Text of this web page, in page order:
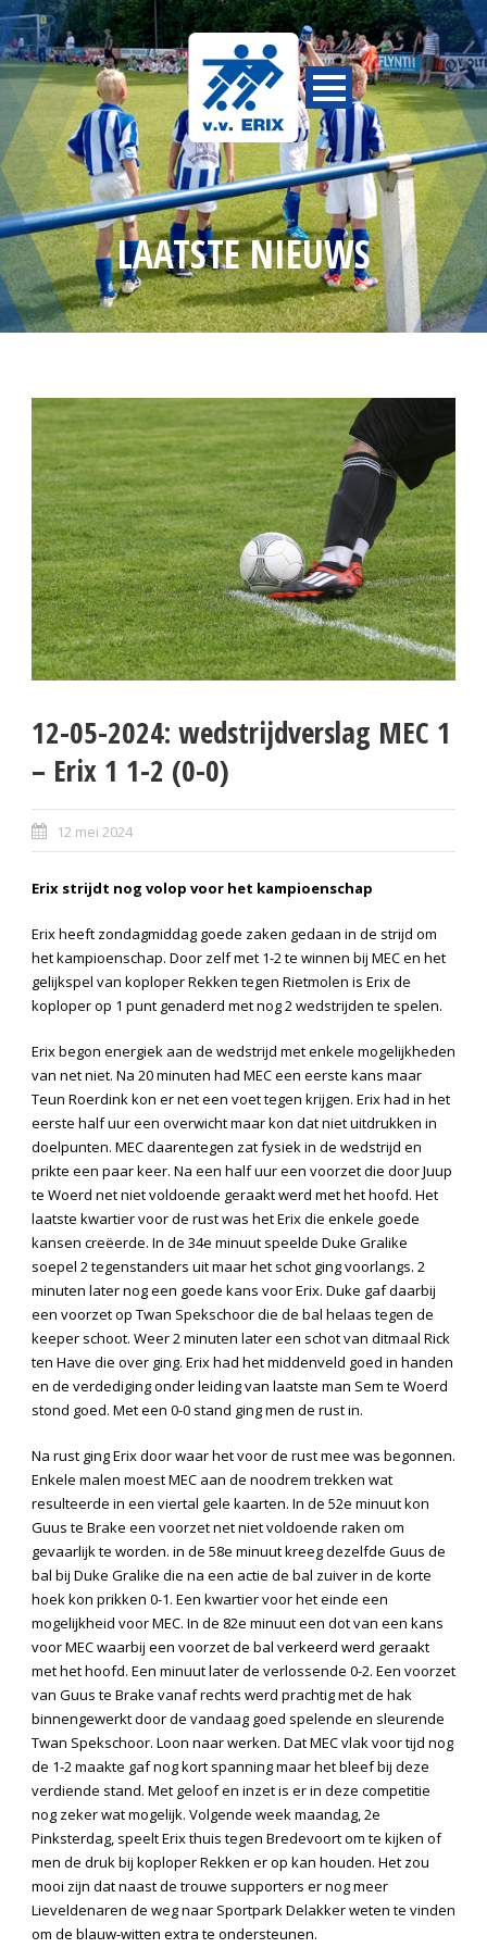
LAATSTE NIEUWS
12-05-2024: wedstrijdverslag MEC 1
– Erix 1 1-2 (0-0)
12 mei 2024
Erix strijdt nog volop voor het kampioenschap
Erix heeft zondagmiddag goede zaken gedaan in de strijd om
het kampioenschap. Door zelf met 1-2 te winnen bij MEC en het
gelijkspel van koploper Rekken tegen Rietmolen is Erix de
koploper op 1 punt genaderd met nog 2 wedstrijden te spelen.
Erix begon energiek aan de wedstrijd met enkele mogelijkheden
van net niet. Na 20 minuten had MEC een eerste kans maar
Teun Roerdink kon er net een voet tegen krijgen. Erix had in het
eerste half uur een overwicht maar kon dat niet uitdrukken in
doelpunten. MEC daarentegen zat fysiek in de wedstrijd en
prikte een paar keer. Na een half uur een voorzet die door Juup
te Woerd net niet voldoende geraakt werd met het hoofd. Het
laatste kwartier voor de rust was het Erix die enkele goede
kansen creëerde. In de 34e minuut speelde Duke Gralike
soepel 2 tegenstanders uit maar het schot ging voorlangs. 2
minuten later nog een goede kans voor Erix. Duke gaf daarbij
een voorzet op Twan Spekschoor die de bal helaas tegen de
keeper schoot. Weer 2 minuten later een schot van ditmaal Rick
ten Have die over ging. Erix had het middenveld goed in handen
en de verdediging onder leiding van laatste man Sem te Woerd
stond goed. Met een 0-0 stand ging men de rust in.
Na rust ging Erix door waar het voor de rust mee was begonnen.
Enkele malen moest MEC aan de noodrem trekken wat
resulteerde in een viertal gele kaarten. In de 52e minuut kon
Guus te Brake een voorzet net niet voldoende raken om
gevaarlijk te worden. in de 58e minuut kreeg dezelfde Guus de
bal bij Duke Gralike die na een actie de bal zuiver in de korte
hoek kon prikken 0-1. Een kwartier voor het einde een
mogelijkheid voor MEC. In de 82e minuut een dot van een kans
voor MEC waarbij een voorzet de bal verkeerd werd geraakt
met het hoofd. Een minuut later de verlossende 0-2. Een voorzet
van Guus te Brake vanaf rechts werd prachtig met de hak
binnengewerkt door de vandaag goed spelende en sleurende
Twan Spekschoor. Loon naar werken. Dat MEC vlak voor tijd nog
de 1-2 maakte gaf nog kort spanning maar het bleef bij deze
verdiende stand. Met geloof en inzet is er in deze competitie
nog zeker wat mogelijk. Volgende week maandag, 2e
Pinksterdag, speelt Erix thuis tegen Bredevoort om te kijken of
men de druk bij koploper Rekken er op kan houden. Het zou
mooi zijn dat naast de trouwe supporters er nog meer
Lieveldenaren de weg naar Sportpark Delakker weten te vinden
om de blauw-witten extra te ondersteunen.